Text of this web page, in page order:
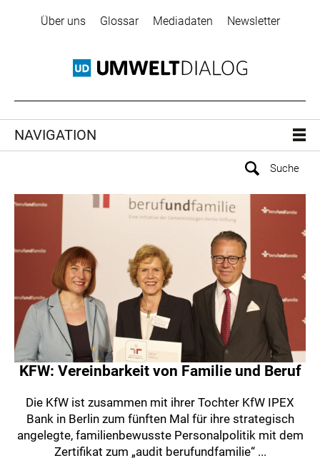
Über uns Glossar Mediadaten Newsletter
NAVIGATION
KFW: Vereinbarkeit von Familie und Beruf
Die KfW ist zusammen mit ihrer Tochter KfW IPEX
Bank in Berlin zum fünften Mal für ihre strategisch
angelegte, familienbewusste Personalpolitik mit dem
Zertifikat zum „audit berufundfamilie“ ...